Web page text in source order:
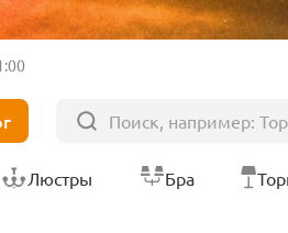
Люстры Бра